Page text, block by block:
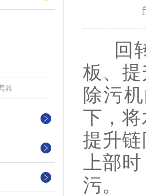
器
回转
板、
除污
下，
提升
上部
污。